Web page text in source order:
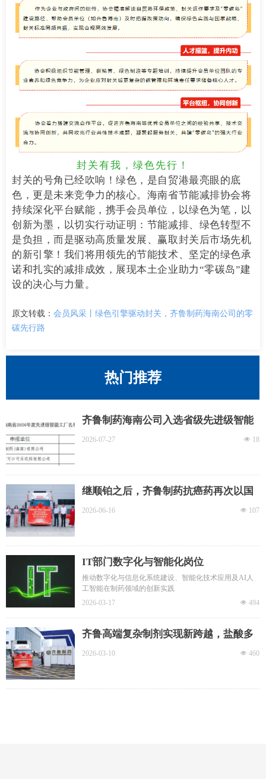
封关有我，绿色先行！
封关的号角已经吹响！绿色，是自贸港最亮眼的底
色，更是未来竞争力的核心。海南省节能减排协会将
持续深化平台赋能，携手会员单位，以绿色为笔，以
创新为墨，以切实行动证明：节能减排、绿色转型不
是负担，而是驱动高质量发展、赢取封关后市场先机
的新引擎！我们将用领先的节能技术、坚定的绿色承
诺和扎实的减排成效，展现本土企业助力“零碳岛”建
设的决心与力量。
原文转载： 会员风采丨绿色引擎驱动封关，齐鲁制药海南公司的零
碳先行路
热门推荐
齐鲁制药海南公司入选省级先进级智能
工厂，全集团已达5家
넶 18
2026-07-27
继顺铂之后，齐鲁制药抗癌药再次以国
内市售包装出口北美市场
넶 107
2026-06-16
IT部门数字化与智能化岗位
推动数字化与信息化系统建设、智能化技术应用及AI人
工智能在制药领域的创新实践
넶 494
2026-03-17
齐鲁高端复杂制剂实现新跨越，盐酸多
柔比星脂质体注射液发运美国
넶 460
2026-03-10